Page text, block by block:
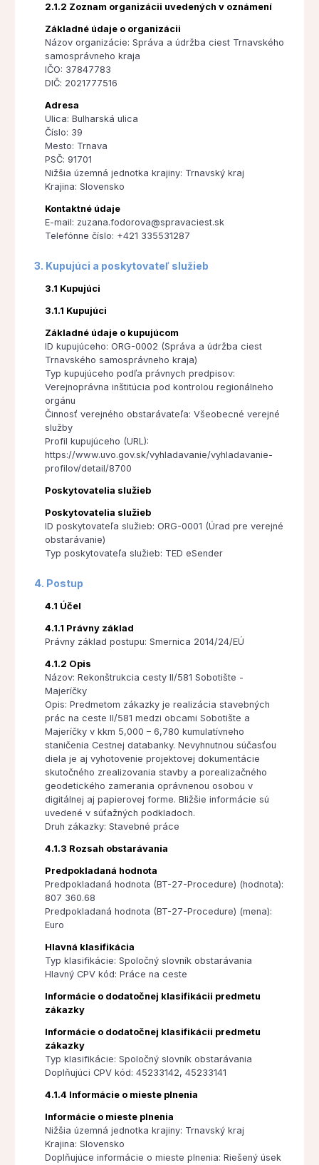
2.1.2 Zoznam organizácii uvedených v oznámení
Základné údaje o organizácii
Názov organizácie: Správa a údržba ciest Trnavského
samosprávneho kraja
IČO: 37847783
DIČ: 2021777516
Adresa
Ulica: Bulharská ulica
Číslo: 39
Mesto: Trnava
PSČ: 91701
Nižšia územná jednotka krajiny: Trnavský kraj
Krajina: Slovensko
Kontaktné údaje
E-mail: zuzana.fodorova@spravaciest.sk
Telefónne číslo: +421 335531287
3. Kupujúci a poskytovateľ služieb
3.1 Kupujúci
3.1.1 Kupujúci
Základné údaje o kupujúcom
ID kupujúceho: ORG-0002 (Správa a údržba ciest
Trnavského samosprávneho kraja)
Typ kupujúceho podľa právnych predpisov:
Verejnoprávna inštitúcia pod kontrolou regionálneho
orgánu
Činnosť verejného obstarávateľa: Všeobecné verejné
služby
Profil kupujúceho (URL):
https://www.uvo.gov.sk/vyhladavanie/vyhladavanie-
profilov/detail/8700
Poskytovatelia služieb
Poskytovatelia služieb
ID poskytovateľa služieb: ORG-0001 (Úrad pre verejné
obstarávanie)
Typ poskytovateľa služieb: TED eSender
4. Postup
4.1 Účel
4.1.1 Právny základ
Právny základ postupu: Smernica 2014/24/EÚ
4.1.2 Opis
Názov: Rekonštrukcia cesty II/581 Sobotište -
Majeríčky
Opis: Predmetom zákazky je realizácia stavebných
prác na ceste II/581 medzi obcami Sobotište a
Majeríčky v kkm 5,000 – 6,780 kumulatívneho
staničenia Cestnej databanky. Nevyhnutnou súčasťou
diela je aj vyhotovenie projektovej dokumentácie
skutočného zrealizovania stavby a porealizačného
geodetického zamerania oprávnenou osobou v
digitálnej aj papierovej forme. Bližšie informácie sú
uvedené v súťažných podkladoch.
Druh zákazky: Stavebné práce
4.1.3 Rozsah obstarávania
Predpokladaná hodnota
Predpokladaná hodnota (BT-27-Procedure) (hodnota):
807 360.68
Predpokladaná hodnota (BT-27-Procedure) (mena):
Euro
Hlavná klasifikácia
Typ klasifikácie: Spoločný slovník obstarávania
Hlavný CPV kód: Práce na ceste
Informácie o dodatočnej klasifikácii predmetu
zákazky
Informácie o dodatočnej klasifikácii predmetu
zákazky
Typ klasifikácie: Spoločný slovník obstarávania
Doplňujúci CPV kód: 45233142, 45233141
4.1.4 Informácie o mieste plnenia
Informácie o mieste plnenia
Nižšia územná jednotka krajiny: Trnavský kraj
Krajina: Slovensko
Doplňujúce informácie o mieste plnenia: Riešený úsek